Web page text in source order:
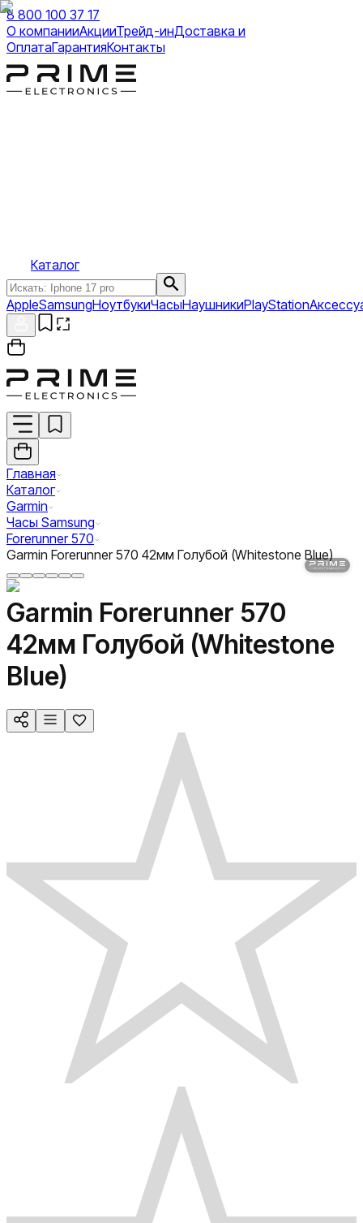
8 800 100 37 17
О компанииАкцииТрейд-инДоставка и
ОплатаГарантияКонтакты
Каталог
AppleSamsungНоутбукиЧасыНаушникиPlayStation
Главная
Каталог
Garmin
Часы Samsung
Forerunner 570
Garmin Forerunner 570 42мм Голубой (Whitestone Blue)
Garmin Forerunner 570
42мм Голубой (Whitestone
Blue)